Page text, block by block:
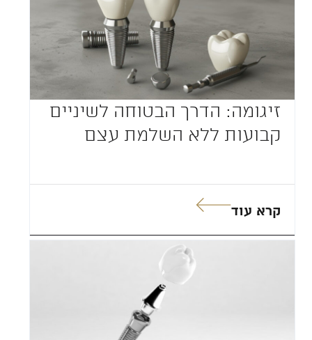
זיגומה: הדרך הבטוחה לשיניים
קבועות ללא השלמת עצם
קרא עוד